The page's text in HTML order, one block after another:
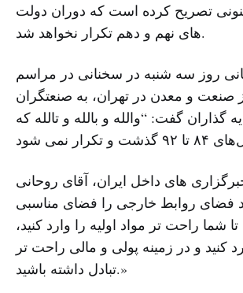
تصریح کرده است که دوران دولت
های نهم و دهم تکرار نخواهد شد.
روز سه شنبه در سخنانی در مراسم
صنعت و معدن در تهران، به صنعتگران
گذاران گفت: “والله و بالله و تالله که
های داخل ایران، آقای روحانی
فضای روابط خارجی را فضای مناسبی
شما راحت‌ تر مواد اولیه را وارد کنید،
کنید و در زمینه پولی و مالی راحت ‌تر
تبادل داشته باشید.»